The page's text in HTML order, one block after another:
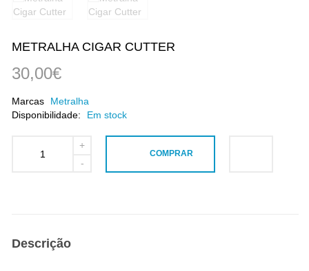
METRALHA CIGAR CUTTER
30,00€
Marcas
Metralha
Disponibilidade:
Em stock
COMPRAR
Descrição